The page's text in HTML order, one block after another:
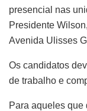
presencial nas
Presidente
Avenida Ulisses
Os candidatos
de trabalho e
Para aqueles